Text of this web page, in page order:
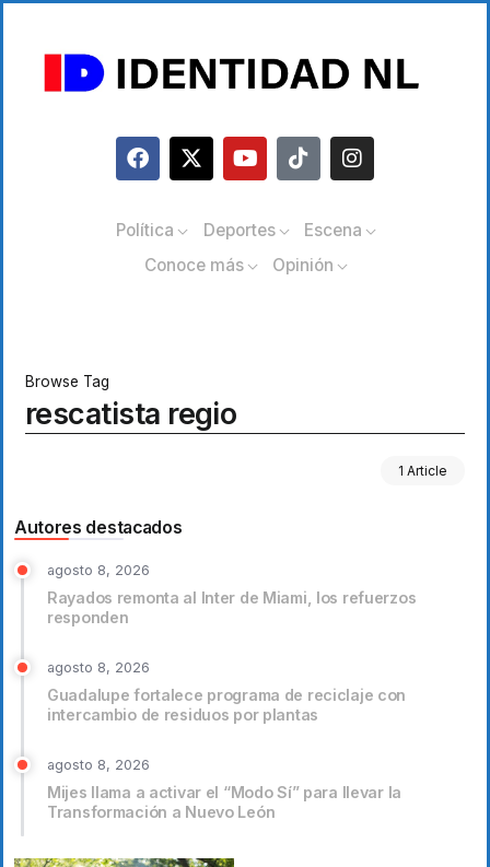
Política Deportes
Escena
Conoce más
Opinión
Browse Tag
rescatista regio
1 Article
Autores destacados
agosto 8, 2026
Rayados remonta al Inter de Miami, los refuerzos
responden
agosto 8, 2026
Guadalupe fortalece programa de reciclaje con
intercambio de residuos por plantas
agosto 8, 2026
Mijes llama a activar el “Modo Sí” para llevar la
Transformación a Nuevo León